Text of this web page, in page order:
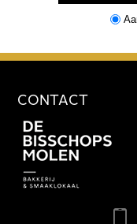
CONTACT